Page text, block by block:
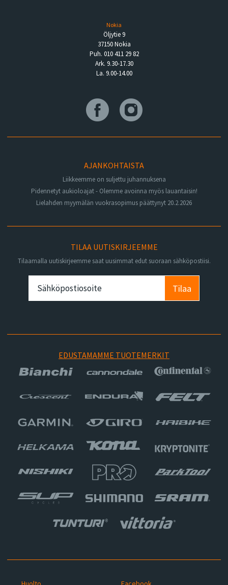
Nokia
Öljytie 9
37150 Nokia
Puh. 010 411 29 82
Ark. 9.30-17.30
La. 9.00-14.00
AJANKOHTAISTA
Liikkeemme on suljettu juhannuksena
Pidennetyt aukioloajat - Olemme avoinna myös lauantaisin!
Lielahden myymälän vuokrasopimus päättynyt 20.2.2026
TILAA UUTISKIRJEEMME
Tilaamalla uutiskirjeemme saat uusimmat edut suoraan sähköpostiisi.
Tilaa
EDUSTAMAMME TUOTEMERKIT